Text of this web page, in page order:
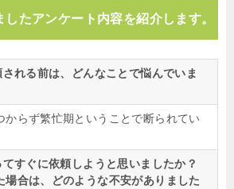
たアンケート内容を紹介します。
れる前は、どんなことで悩んでいま
からず繁忙期ということで断られてい
すぐに依頼しようと思いましたか？
場合は、どのような不安がありました